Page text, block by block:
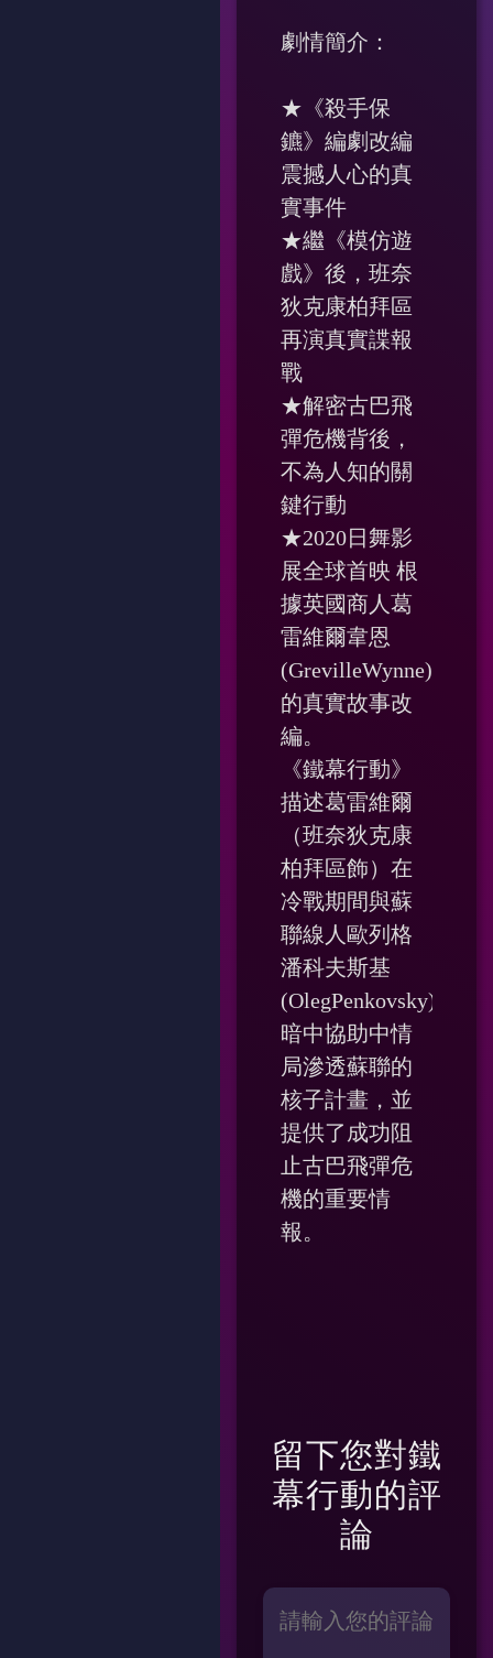
劇情簡介：
★《殺手保
鑣》編劇改編
震撼人心的真
實事件
★繼《模仿遊
戲》後，班奈
狄克康柏拜區
再演真實諜報
戰
★解密古巴飛
彈危機背後，
不為人知的關
鍵行動
★2020日舞影
展全球首映 根
據英國商人葛
雷維爾韋恩
(GrevilleWynne)
的真實故事改
編。
《鐵幕行動》
描述葛雷維爾
（班奈狄克康
柏拜區飾）在
冷戰期間與蘇
聯線人歐列格
潘科夫斯基
(OlegPenkovsky)，
暗中協助中情
局滲透蘇聯的
核子計畫，並
提供了成功阻
止古巴飛彈危
機的重要情
報。
留下您對鐵
幕行動的評
論